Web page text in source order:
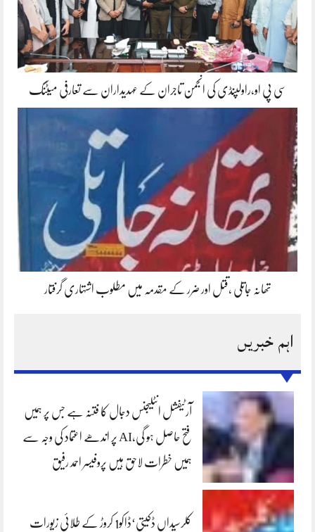
سی پی او،راولپنڈی کی انجمن تاجران کے عہدیداران سے تعارفی میٹنگ
تھانہ جاتلی ،قتل اور ضرر کے مقدمہ میں مطلوب اشتہاری گرفتار
اہم خبریں
آرٹیفشل انٹلیجنس دجال کا فتنہ ہے جس پر ہمیں
فتح حاصل ہو گی،AI پر اندھے اعتماد کی وجہ سے
ہمیں خطرات لاحق ہیں پروفیسر احمد رفیق
کلرسیداں ڈکیتی‘ڈاکو1 کروڑ کے طلائی زیورات